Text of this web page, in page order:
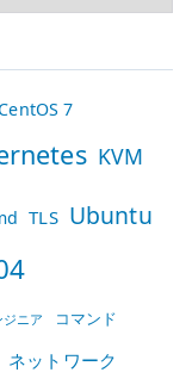
CentOS 7
KVM
TLS Ubuntu
ジニア コマンド
ネットワーク